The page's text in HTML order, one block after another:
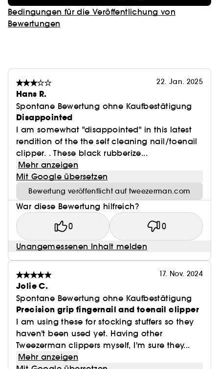
Bedingungen für die Veröffentlichung von
Bewertungen
22. Jan. 2025
Hans R.
Spontane Bewertung ohne Kaufbestätigung
Disappointed
I am somewhat "disappointed" in this latest
rendition of the the self cleaning nail/toenail
clipper. . These black rubberize...
Mehr anzeigen
Mit Google übersetzen
Bewertung veröffentlicht auf tweezerman.com
War diese Bewertung hilfreich?
0 0
Unangemessenen Inhalt melden
17. Nov. 2024
Jolie C.
Spontane Bewertung ohne Kaufbestätigung
Precision grip fingernail and toenail clipper
I am using these for stocking stuffers so they
haven't been used yet. Having other
Tweezerman clippers myself, I'm sure they...
Mehr anzeigen